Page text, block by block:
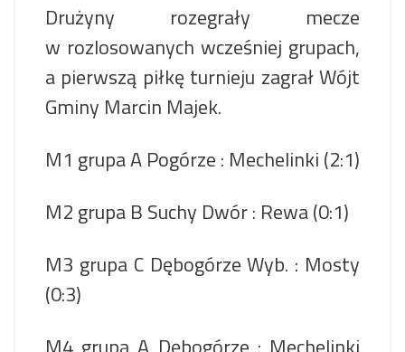
Drużyny rozegrały mecze
w rozlosowanych wcześniej grupach,
a pierwszą piłkę turnieju zagrał Wójt
Gminy Marcin Majek.
M1 grupa A Pogórze : Mechelinki (2:1)
M2 grupa B Suchy Dwór : Rewa (0:1)
M3 grupa C Dębogórze Wyb. : Mosty
(0:3)